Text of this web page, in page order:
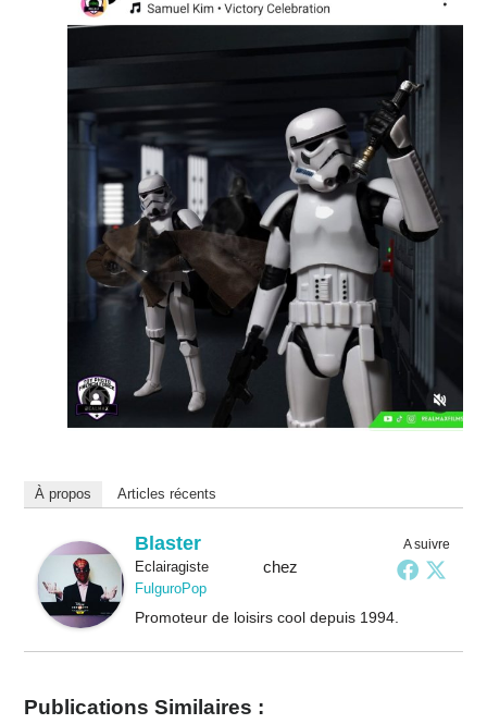
À propos Articles récents
A suivre
Blaster
Eclairagistechez
FulguroPop
Promoteur de loisirs cool depuis 1994.
Publications Similaires :